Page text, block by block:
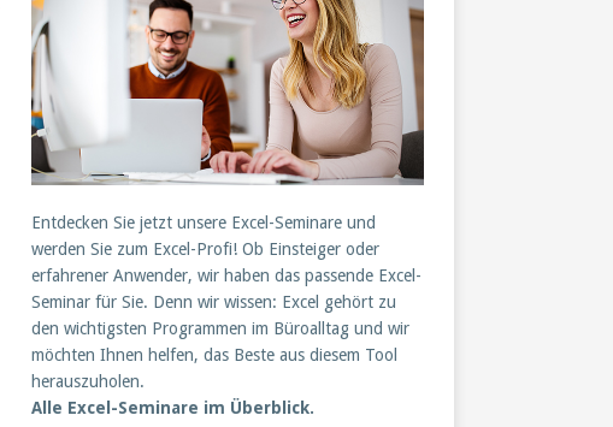
Entdecken Sie jetzt unsere Excel-Seminare und
werden Sie zum Excel-Profi! Ob Einsteiger oder
erfahrener Anwender, wir haben das passende Excel-
Seminar für Sie. Denn wir wissen: Excel gehört zu
den wichtigsten Programmen im Büroalltag und wir
möchten Ihnen helfen, das Beste aus diesem Tool
herauszuholen.
Alle Excel-Seminare im Überblick.